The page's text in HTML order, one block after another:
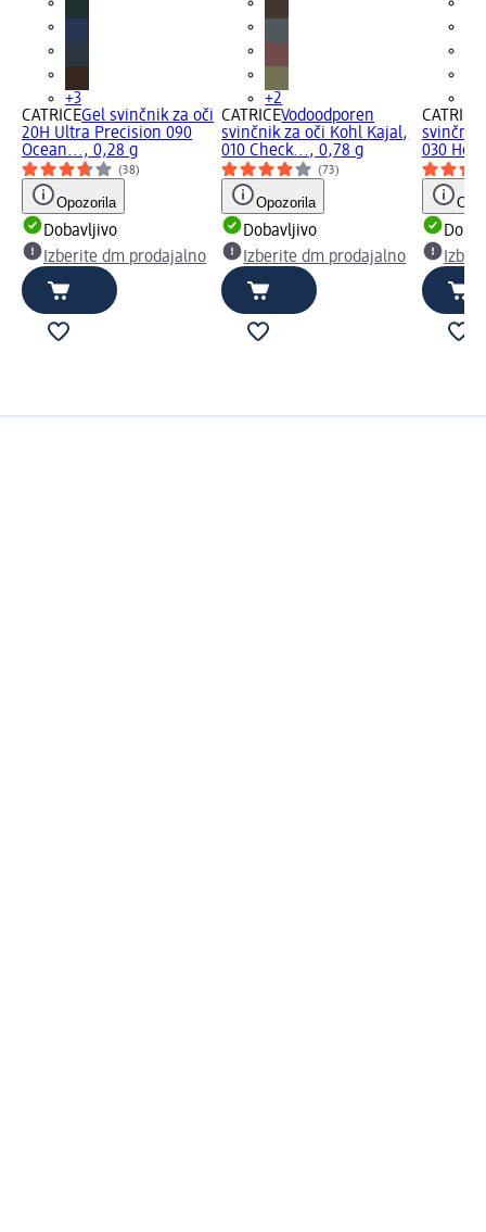
+3
CATRICEGel svinčnik za oči
20H Ultra Precision 090
Ocean..., 0,28 g
(38)
Opozorila
Dobavljivo
Izberite dm prodajalno
+2
CATRICEVodoodporen
svinčnik za oči Kohl Kajal,
010 Check..., 0,78 g
(73)
Opozorila
Dobavljivo
Izberite dm prodajalno
CATRICE
svinčnik
030